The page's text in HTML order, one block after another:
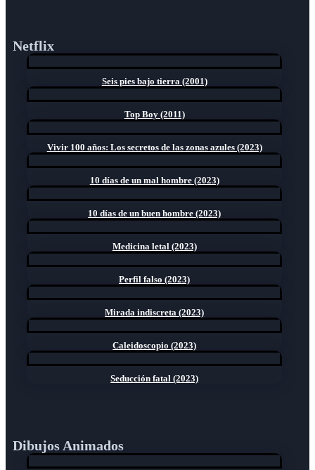
Netflix
Seis pies bajo tierra (2001)
Top Boy (2011)
Vivir 100 años: Los secretos de las zonas azules (2023)
10 días de un mal hombre (2023)
10 días de un buen hombre (2023)
Medicina letal (2023)
Perfil falso (2023)
Mirada indiscreta (2023)
Caleidoscopio (2023)
Seducción fatal (2023)
Dibujos Animados